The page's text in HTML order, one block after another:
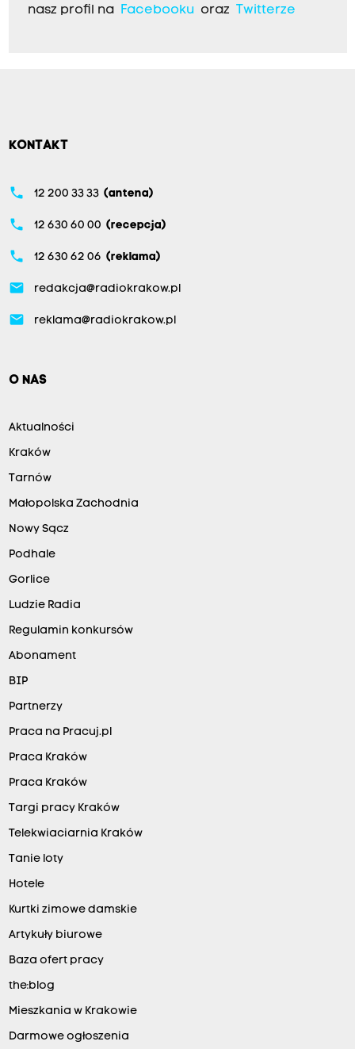
nasz profil na
Facebookuoraz Twitterze
KONTAKT
phone 12 200 33 33 (antena)
phone 12 630 60 00 (recepcja)
phone 12 630 62 06 (reklama)
email redakcja@radiokrakow.pl
email reklama@radiokrakow.pl
O NAS
Aktualności
Kraków
Tarnów
Małopolska Zachodnia
Nowy Sącz
Podhale
Gorlice
Ludzie Radia
Regulamin konkursów
Abonament
BIP
Partnerzy
Praca na Pracuj.pl
Praca Kraków
Praca Kraków
Targi pracy Kraków
Telekwiaciarnia Kraków
Tanie loty
Hotele
Kurtki zimowe damskie
Artykuły biurowe
Baza ofert pracy
the:blog
Mieszkania w Krakowie
Darmowe ogłoszenia